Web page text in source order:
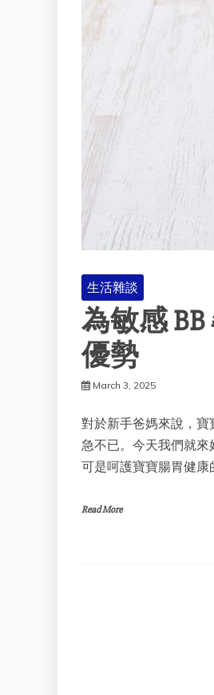
生活雜談
為敏感
優勢
March 3, 2025
對於新手爸媽來說，
急不已。今天我們就
可是呵護寶寶腸胃健康
Read More